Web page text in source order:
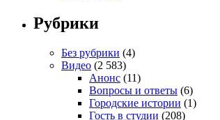
Рубрики
Без рубрики (4)
Видео (2 583)
Анонс (11)
Вопросы и ответы (6)
Городские истории (1)
Гость в студии (208)